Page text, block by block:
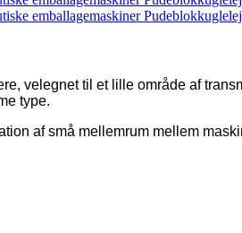
velegnet til et lille område af
type.
af små mellemrum mellem